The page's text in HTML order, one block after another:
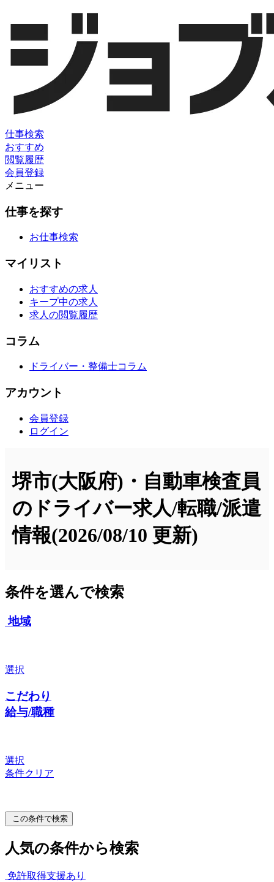
仕事検索
おすすめ
閲覧履歴
会員登録
メニュー
仕事を探す
お仕事検索
マイリスト
おすすめの求人
キープ中の求人
求人の閲覧履歴
コラム
ドライバー・整備士コラム
アカウント
会員登録
ログイン
堺市(大阪府)・自動車検査員
のドライバー求人/転職/派遣
情報(2026/08/10 更新)
条件を選んで検索
地域
選択
こだわり
給与/職種
選択
条件クリア
この条件で検索
人気の条件から検索
免許取得支援あり